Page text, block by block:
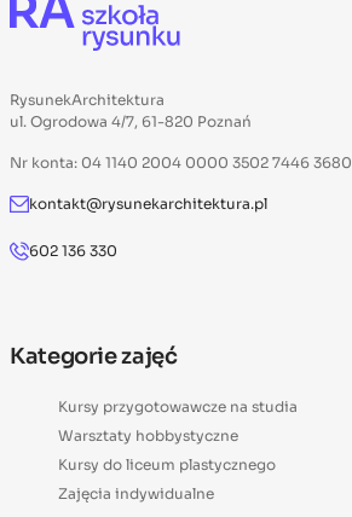
RysunekArchitektura
ul. Ogrodowa 4/7, 61-820 Poznań
Nr konta: 04 1140 2004 0000 3502 7446 3680
kontakt@rysunekarchitektura.pl
602 136 330
Kategorie zajęć
Kursy przygotowawcze na studia
Warsztaty hobbystyczne
Kursy do liceum plastycznego
Zajęcia indywidualne